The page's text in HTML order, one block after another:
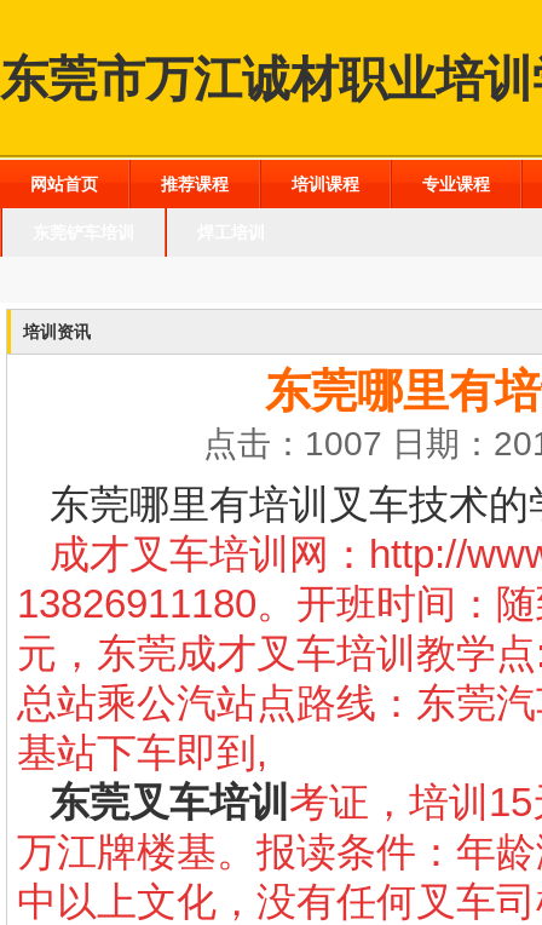
东莞市万江诚材职业培
网站首页 推荐课程 培训课程 专业课程
培训资讯
东莞哪里有
点击：1007 日期：
东莞哪里有培训叉车技术的
成才叉车培训网： http://
13826911180。开班时间：
元，东莞成才叉车培训教学
总站乘公汽站点路线：东莞
基站下车即到,
东莞叉车培训 考证，培训
万江牌楼基。报读条件：年
中以上文化，没有任何叉车